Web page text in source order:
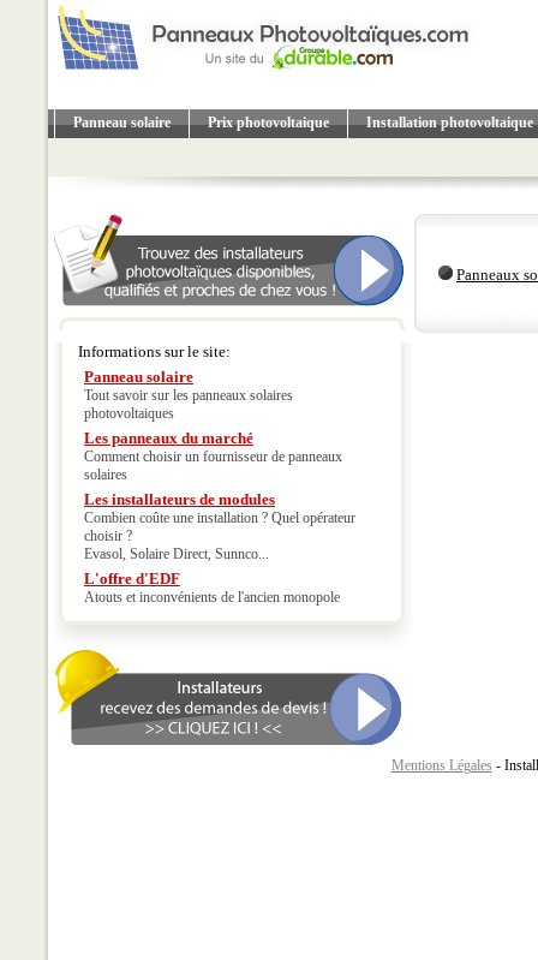
Panneau solaire Prix photovoltaique Installation photovoltaique
Informations sur le site:
Panneau solaire
Tout savoir sur les panneaux solaires
photovoltaiques
Les panneaux du marché
Comment choisir un fournisseur de panneaux
solaires
Les installateurs de modules
Combien coûte une installation ? Quel opérateur
choisir ?
Evasol, Solaire Direct, Sunnco...
L'offre d'EDF
Atouts et inconvénients de l'ancien monopole
Panneaux
Mentions Légales -